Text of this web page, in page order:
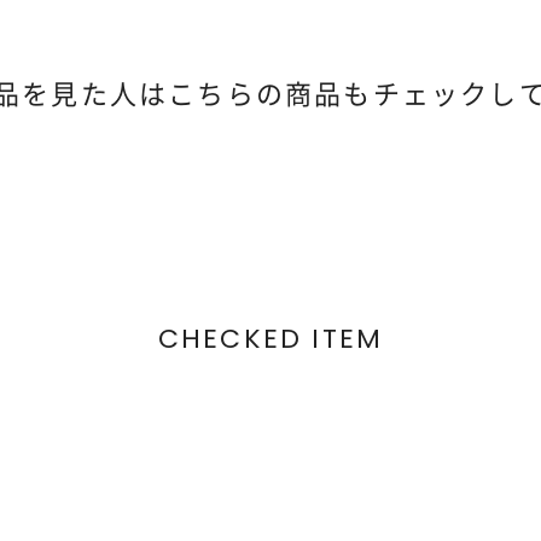
を見た人は こちらの商品もチェックし
CHECKED ITEM